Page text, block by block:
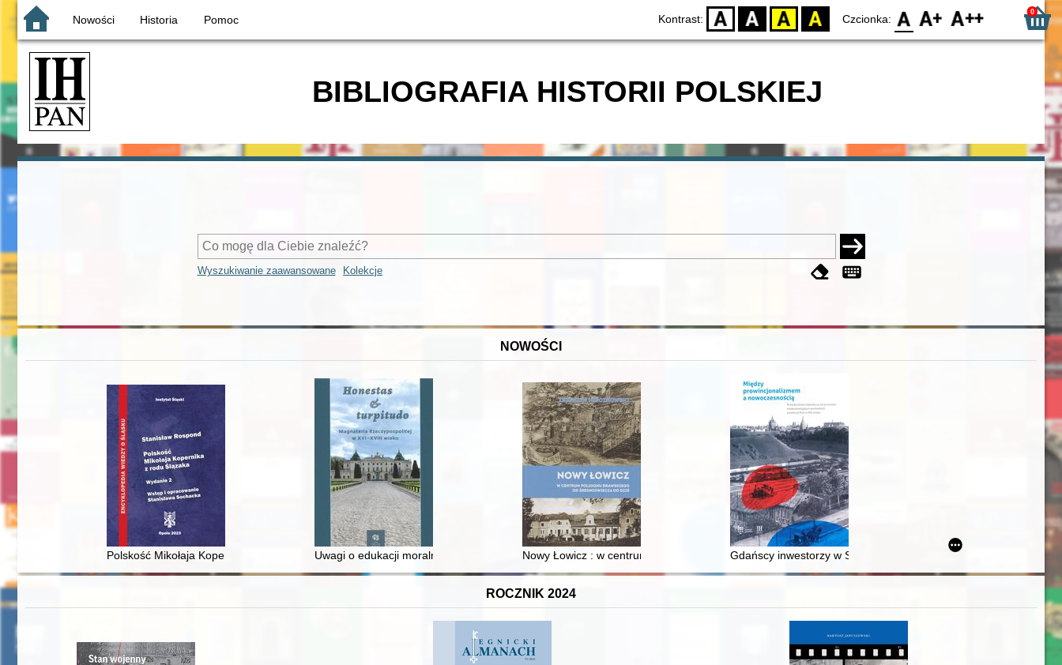
Nowości Historia Pomoc Kontrast: D BW YB BY Czcionka: F0 F1 F2 0
BIBLIOGRAFIA HISTORII POLSKIEJ
Wyszukiwanie zaawansowane Kolekcje
NOWOŚCI
Polskość Mikołaja Kopernika z rodu ŚlązakaUwagi o edukacji moralnej synów szlacheckich w XVI-wiecznej Rzeczypospolitej
Nowy Łowicz : w centrum poligonu drawskiego od średniowiecza do dziśGdańscy inwestorzy w Sopocie : prestiż finansowy i towarzyski
ROCZNIK 2024